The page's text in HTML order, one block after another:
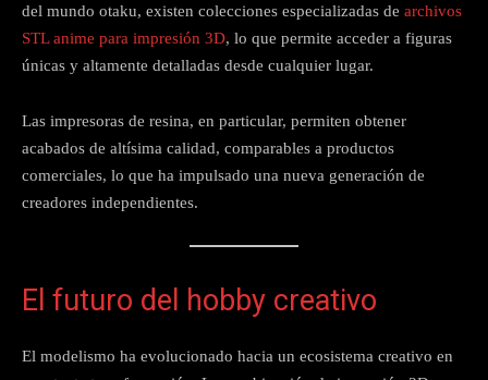
del mundo otaku, existen colecciones especializadas de archivos
STL anime para impresión 3D, lo que permite acceder a figuras
únicas y altamente detalladas desde cualquier lugar.
Las impresoras de resina, en particular, permiten obtener
acabados de altísima calidad, comparables a productos
comerciales, lo que ha impulsado una nueva generación de
creadores independientes.
El futuro del hobby creativo
El modelismo ha evolucionado hacia un ecosistema creativo en